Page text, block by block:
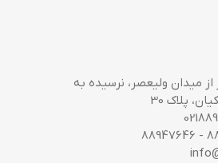
از میدان ولیعصر، نرسیده به
پلاک 30